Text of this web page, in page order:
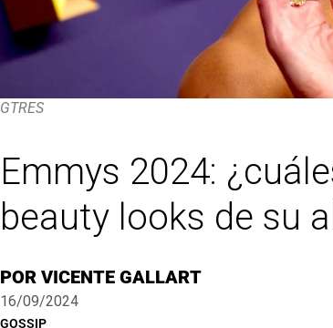
GTRES
Emmys 2024:
beauty looks de su
POR VICENTE GALLART
16/09/2024
GOSSIP